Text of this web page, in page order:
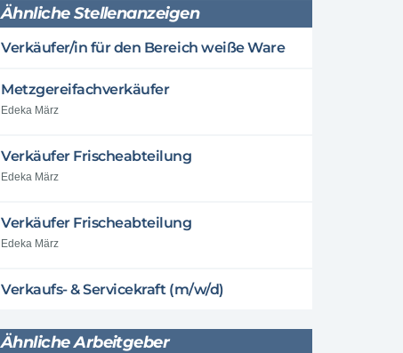
Ähnliche Stellenanzeigen
Verkäufer/in für den Bereich weiße Ware
Metzgereifachverkäufer
Edeka März
Verkäufer Frischeabteilung
Edeka März
Verkäufer Frischeabteilung
Edeka März
Verkaufs- & Servicekraft (m/w/d)
Ähnliche Arbeitgeber